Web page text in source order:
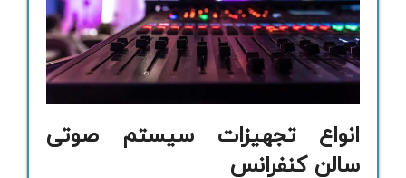
انواع تجهیزات سیستم صوتی
سالن کنفرانس